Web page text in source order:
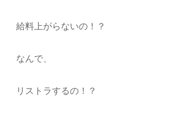
給料上がらないの！？
なんで、
リストラするの！？